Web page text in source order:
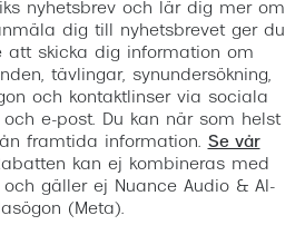
nyhetsbrev och lär dig mer om
dig till nyhetsbrevet ger du
att skicka dig information om
tävlingar, synundersökning,
och kontaktlinser via sociala
och e-post. Du kan när som helst
framtida information. Se vår
kan ej kombineras med
gäller ej Nuance Audio & AI-
(Meta).